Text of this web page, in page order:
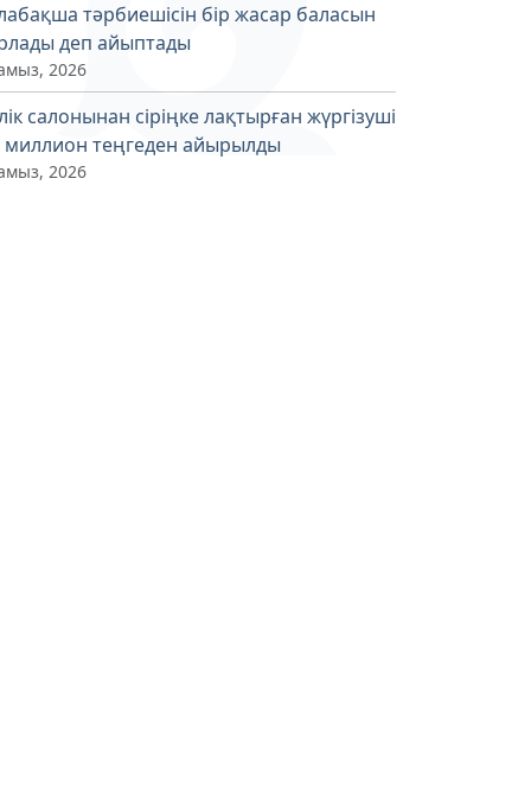
тәрбиешісін бір жасар баласын
деп айыптады
2026
салонынан сіріңке лақтырған жүргізуші
миллион теңгеден айырылды
2026